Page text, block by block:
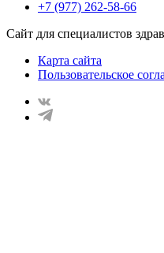
+7 (977) 262-58-66
Сайт для специалистов
Карта сайта
Пользовательское